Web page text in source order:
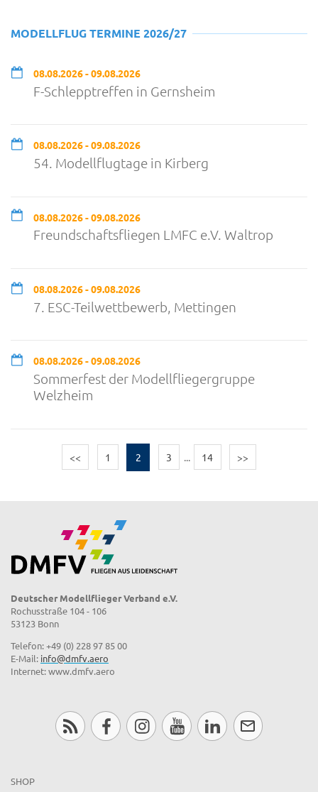
MODELLFLUG TERMINE 2026/27
08.08.2026 - 09.08.2026
F-Schlepptreffen in Gernsheim
08.08.2026 - 09.08.2026
54. Modellflugtage in Kirberg
08.08.2026 - 09.08.2026
Freundschaftsfliegen LMFC e.V. Waltrop
08.08.2026 - 09.08.2026
7. ESC-Teilwettbewerb, Mettingen
08.08.2026 - 09.08.2026
Sommerfest der Modellfliegergruppe
Welzheim
<< 1 2 3 ... 14 >>
Deutscher Modellflieger Verband e.V.
Rochusstraße 104 - 106
53123 Bonn
Telefon: +49 (0) 228 97 85 00
E-Mail: info@dmfv.aero
Internet: www.dmfv.aero
SHOP